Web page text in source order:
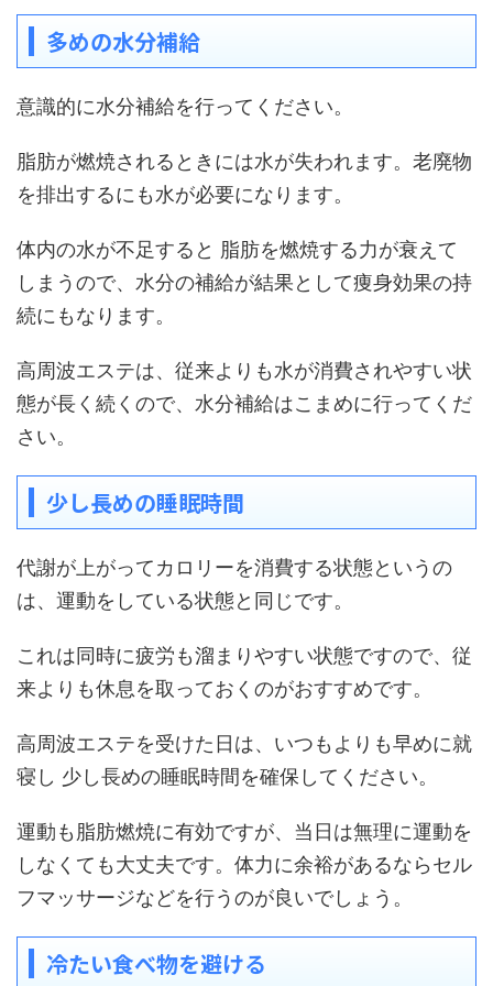
多めの水分補給
意識的に水分補給を行ってください。
脂肪が燃焼されるときには水が失われます。老廃物
を排出するにも水が必要になります。
体内の水が不足すると 脂肪を燃焼する力が衰えて
しまうので、水分の補給が結果として痩身効果の持
続にもなります。
高周波エステは、従来よりも水が消費されやすい状
態が長く続くので、水分補給はこまめに行ってくだ
さい。
少し長めの睡眠時間
代謝が上がってカロリーを消費する状態というの
は、運動をしている状態と同じです。
これは同時に疲労も溜まりやすい状態ですので、従
来よりも休息を取っておくのがおすすめです。
高周波エステを受けた日は、いつもよりも早めに就
寝し 少し長めの睡眠時間を確保してください。
運動も脂肪燃焼に有効ですが、当日は無理に運動を
しなくても大丈夫です。体力に余裕があるならセル
フマッサージなどを行うのが良いでしょう。
冷たい食べ物を避ける